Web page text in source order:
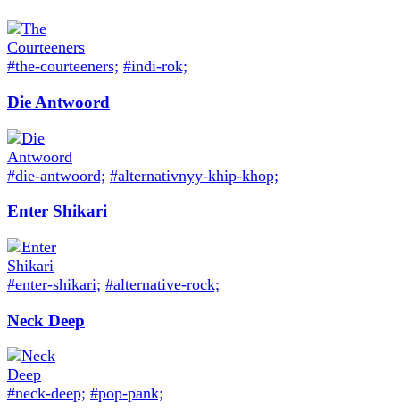
#the-courteeners; #indi-rok;
Die Antwoord
#die-antwoord; #alternativnyy-khip-khop;
Enter Shikari
#enter-shikari; #alternative-rock;
Neck Deep
#neck-deep; #pop-pank;